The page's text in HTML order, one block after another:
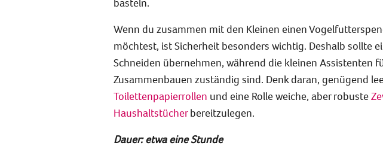
Wenn du zusammen mit den Kleinen einen
möchtest, ist Sicherheit besonders wichtig. Deshalb sollte
Schneiden übernehmen, während die kleinen Assistenten
Zusammenbauen zuständig sind. Denk daran, genügend
Toilettenpapierrollen und eine Rolle weiche, aber robuste
Haushaltstücherbereitzulegen.
Dauer: etwa eine Stunde